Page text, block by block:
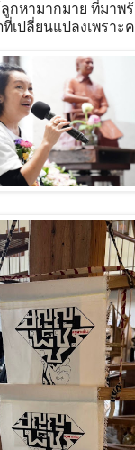
กหามากมาย ที่มาพร้
เปลี่ยนแปลงเพราะ